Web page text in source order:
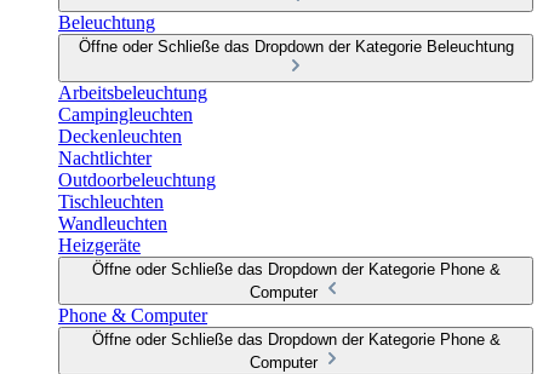
Beleuchtung
Öffne oder Schließe das Dropdown der Kategorie Beleuchtung
Arbeitsbeleuchtung
Campingleuchten
Deckenleuchten
Nachtlichter
Outdoorbeleuchtung
Tischleuchten
Wandleuchten
Heizgeräte
Öffne oder Schließe das Dropdown der Kategorie Phone &
Computer
Phone & Computer
Öffne oder Schließe das Dropdown der Kategorie Phone &
Computer